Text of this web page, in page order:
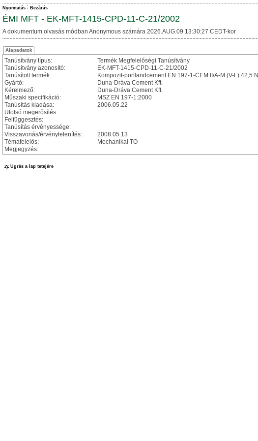
Nyomtatás Bezárás
ÉMI MFT - EK-MFT-1415-CPD-11-C-21/2002
A dokumentum olvasás módban Anonymous számára 2026.AUG.09 13:30:27 CEDT-kor
Alapadatok
Tanúsítvány típus:
Termék Megfelelőségi Tanúsítvány
Tanúsítvány azonosító:
EK-MFT-1415-CPD-11-C-21/2002
Tanúsított termék:
Kompozit-portlandcement EN 197-1-CEM II/A-M (V-L) 42,5 N
Gyártó:
Duna-Dráva Cement Kft.
Kérelmező:
Duna-Dráva Cement Kft.
Műszaki specifikáció:
MSZ EN 197-1:2000
Tanúsítás kiadása:
2006.05.22
Utolsó megerősítés:
Felfüggesztés:
Tanúsítás érvényessége:
Visszavonás/érvénytelenítés:
2008.05.13
Témafelelős:
Mechanikai TO
Megjegyzés:
Ugrás a lap tetejére